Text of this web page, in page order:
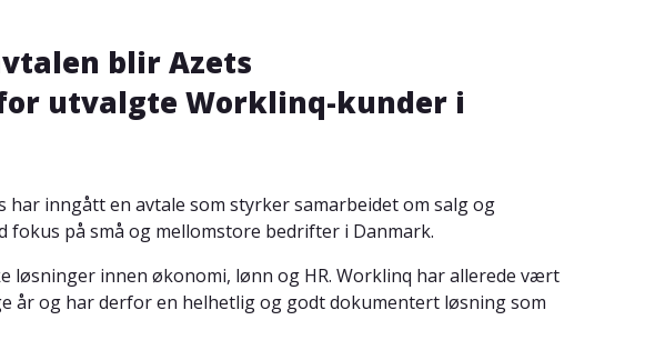
blir Azets
utvalgte Worklinq-kunder i
inngått en avtale som styrker samarbeidet om salg og
på små og mellomstore bedrifter i Danmark.
løsninger innen økonomi, lønn og HR. Worklinq har allerede vært
år og har derfor en helhetlig og godt dokumentert løsning som